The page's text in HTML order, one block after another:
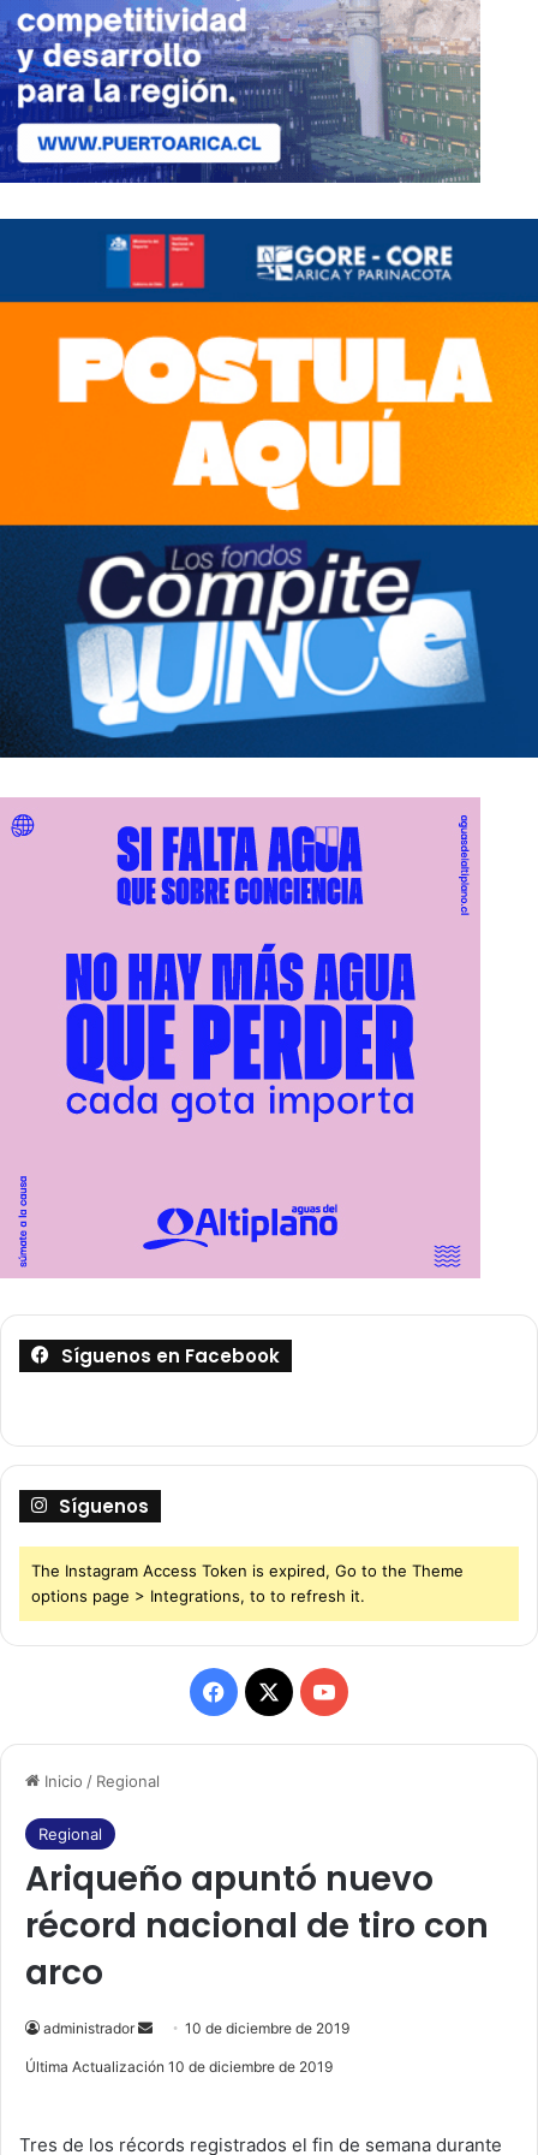
Inicio / Regional
Regional
Ariqueño apuntó nuevo
récord nacional de tiro con
arco
administrador
e
a
10 de diciembre de 2019
Última Actualización 10 de diciembre de 2019
Tres de los récords registrados el fin de semana durante
Síguenos en Facebook
Síguenos
The Instagram Access Token is expired, Go to the Theme
options page > Integrations, to to refresh it.
F
a
b
o
k
X
Y
o
u
b